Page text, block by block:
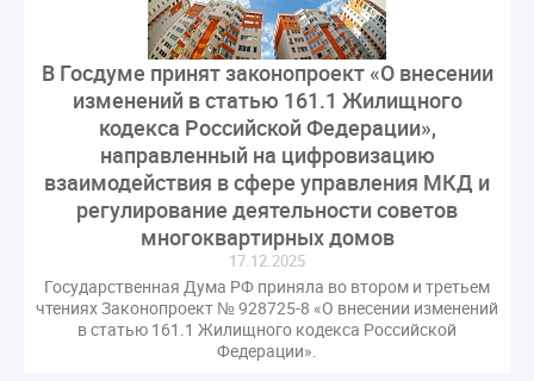
В Госдуме принят законопроект «О внесении
изменений в статью 161.1 Жилищного
кодекса Российской Федерации»,
направленный на цифровизацию
взаимодействия в сфере управления МКД и
регулирование деятельности советов
многоквартирных домов
17.12.2025
Государственная Дума РФ приняла во втором и третьем
чтениях Законопроект № 928725-8 «О внесении изменений
в статью 161.1 Жилищного кодекса Российской
Федерации».